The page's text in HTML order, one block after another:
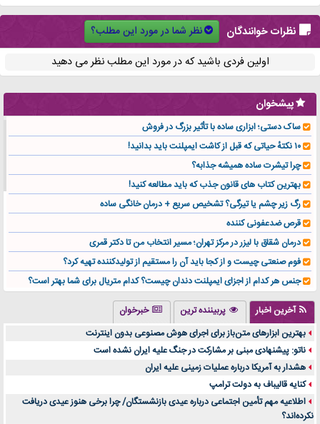
نظرات خوانندگان
نظر شما در مورد این مطلب؟
اولین فردی باشید که در مورد این مطلب نظر می دهید
پیشخوان
ساک دستی؛ ابزاری ساده با تأثیر بزرگ در فروش
۱۰ نکتهٔ حیاتی که قبل از کاشت ایمپلنت باید بدانید!
چرا تیشرت ساده همیشه جذابه؟
بهترین کتاب های قانون جذب که باید مطالعه کنید!
رگ زیر چشم یا تیرگی؟ تشخیص سریع + درمان خانگی ساده
قرص ضدعفونی کننده
درمان شقاق با لیزر در مرکز تهران؛ مسیر انتخاب من تا دکتر قمری
فوم صنعتی چیست و از کجا باید آن را مستقیم از تولیدکننده تهیه کرد؟
جنس هر کدام از اجزای ایمپلنت دندان چیست؟ کدام متریال برای شما بهتر است؟
تولید لیوان کاغذی یک کسب‌ و کار پر سود و رو‌ به‌ رشد در بازار ایران
درد زانو بعد از تمرین با تردمیل؟ شاید مشکل از این انتخاب باشد
آینده موسیقی هم‌اکنون در اینجاست
بهترین راه تبلیغات کلینیک زیبایی و افزایش مشتری کدام است؟
مقایسه قالب آسترا با وودمارت و فلت‌سام (فارسی)
خرید سمعک کارکرده یا دست دوم | نکات مهم قبل از تصمیم‌گیری
خرید و فروش قطعات سرور دست دوم در ماهان شبکه ایرانیان
آخرین اخبار پربیننده ترین
خبرخوان
بهترین ابزارهای متن‌باز برای اجرای هوش مصنوعی بدون اینترنت
ناتو: پیشنهادی مبنی بر مشارکت در جنگ علیه ایران نشده است
هشدار به آمریکا درباره عملیات زمینی علیه ایران
کنایه قالیباف به دولت ترامپ
اطلاعیه مهم تأمین اجتماعی درباره عیدی بازنشستگان/ چرا برخی هنوز عیدی دریافت
نکرده‌اند؟